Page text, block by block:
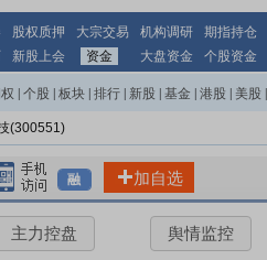
股权质押 大宗交易 机构调研 期指持仓
新股上会 资金 大盘资金 个股资金
个股 板块 排行 新股 基金 港股 美股
(300551)
融 加自选
主力控盘 舆情监控